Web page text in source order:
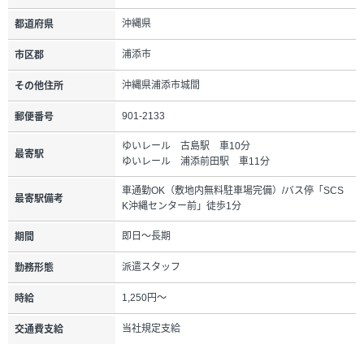
都道府県 沖縄県
市区郡 浦添市
その他住所 沖縄県浦添市城間
郵便番号 901-2133
最寄駅
ゆいレール 古島駅 車10分
ゆいレール 浦添前田駅 車11分
最寄駅備考
車通勤OK（敷地内無料駐車場完備）/バス停「SCS
K沖縄センター前」徒歩1分
期間 即日～長期
勤務形態 派遣スタッフ
時給 1,250円～
交通費支給 当社規定支給